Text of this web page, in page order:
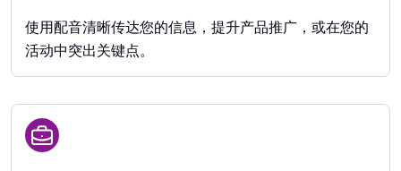
使用配音清晰传达您的信息，提升产品推广，或在您的
活动中突出关键点。